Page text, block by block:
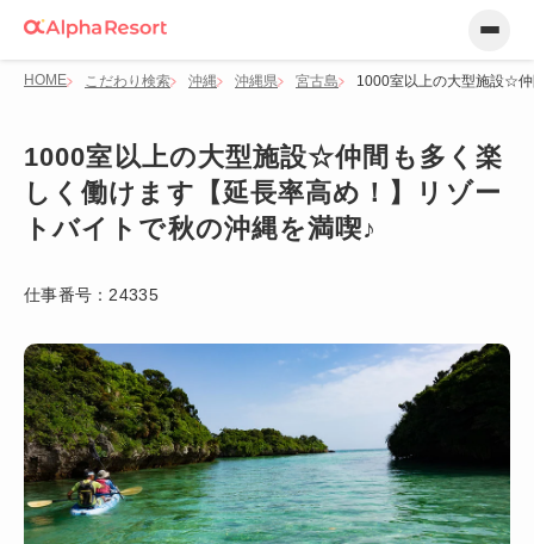
HOME こだわり検索 沖縄 沖縄県 宮古島 1000室以上の大型施設☆仲
1000室以上の大型施設☆仲間も多く楽
しく働けます【延長率高め！】リゾー
トバイトで秋の沖縄を満喫♪
仕事番号： 24335